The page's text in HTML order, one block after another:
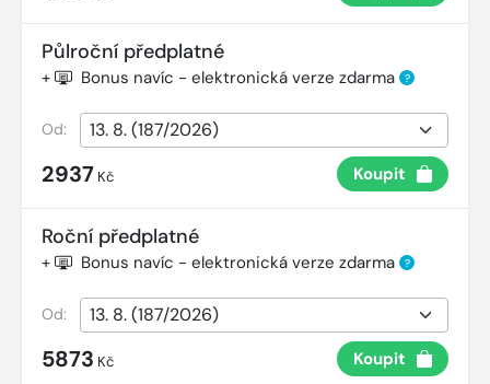
Půlroční předplatné
+ Bonus navíc - elektronická verze zdarma ?
Od:
2937 Kč Koupit
Roční předplatné
+ Bonus navíc - elektronická verze zdarma ?
Od:
5873 Kč Koupit